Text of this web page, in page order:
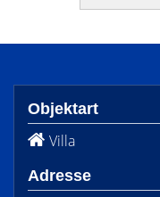
Objektart
Villa
Adresse